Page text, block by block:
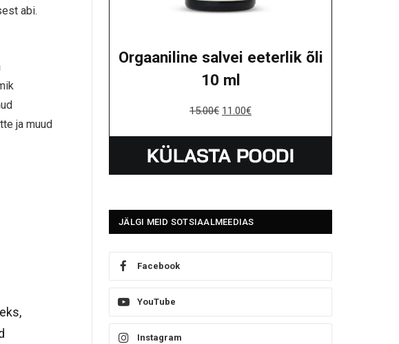
abi.
ja muud
Orgaaniline salvei eeterlik õli
10 ml
15.00€ 11.00€
JÄLGI MEID SOTSIAALMEEDIAS
Facebook
YouTube
Instagram